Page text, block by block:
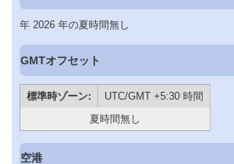
年 2026 年の夏時間無し
GMTオフセット
標準時ゾーン:
UTC/GMT +5:30 時間
夏時間無し
空港